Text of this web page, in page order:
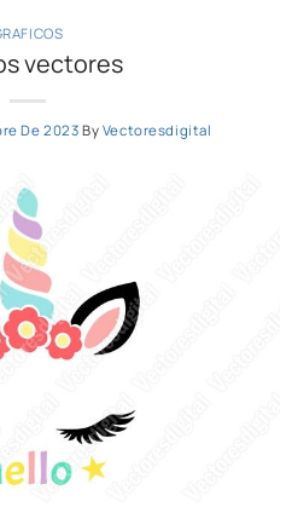
vectores
De 2023 By Vectoresdigital